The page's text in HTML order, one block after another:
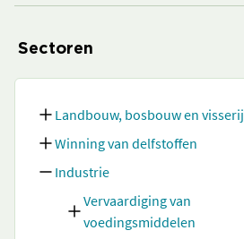
Sectoren
Landbouw, bosbouw en visserij
Winning van delfstoffen
Industrie
Vervaardiging van
voedingsmiddelen